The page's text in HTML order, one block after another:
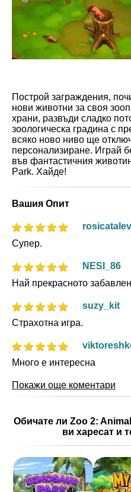
Построй заграждения,
нови животни за своя
храни, развъди сладко
зоологическа градина с
всяко ново ниво ще
персонализиране. Играй
във фантастичния
Park. Хайде!
Вашия Опит
Супер.
NESI_86
Най прекрасното
suzy_kit
Страхотна игра.
Много е интересна
Покажи още коментари
Обичате ли Zoo 2:
ви харесат и